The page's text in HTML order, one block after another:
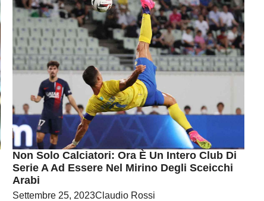
Non Solo Calciatori: Ora È Un Intero Club Di
Serie A Ad Essere Nel Mirino Degli Sceicchi
Arabi
Settembre 25, 2023Claudio Rossi